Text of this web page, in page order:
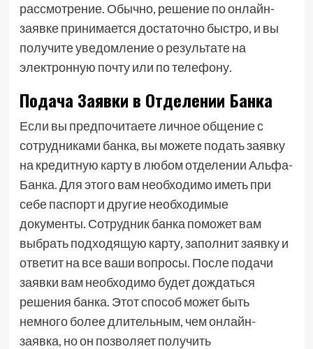
рассмотрение. Обычно, решение по онлайн-
заявке принимается достаточно быстро, и вы
получите уведомление о результате на
электронную почту или по телефону.
Подача Заявки в Отделении Банка
Если вы предпочитаете личное общение с
сотрудниками банка, вы можете подать заявку
на кредитную карту в любом отделении Альфа-
Банка. Для этого вам необходимо иметь при
себе паспорт и другие необходимые
документы. Сотрудник банка поможет вам
выбрать подходящую карту, заполнит заявку и
ответит на все ваши вопросы. После подачи
заявки вам необходимо будет дождаться
решения банка. Этот способ может быть
немного более длительным, чем онлайн-
заявка, но он позволяет получить